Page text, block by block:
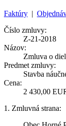
Faktúry |
Číslo zmluvy:
Z-21-2018
Názov:
Zmluva o
Predmet zmluvy:
Stavba
Cena:
2 430,00
1. Zmluvná strana: